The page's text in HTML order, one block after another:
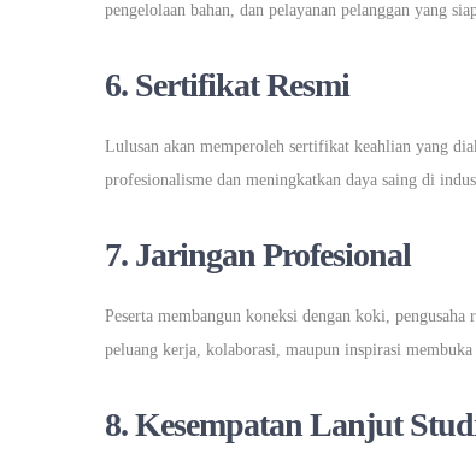
pengelolaan bahan, dan pelayanan pelanggan yang
6. Sertifikat Resmi
Lulusan akan memperoleh sertifikat keahlian yang
profesionalisme dan meningkatkan daya saing di
7. Jaringan Profesional
Peserta membangun koneksi dengan koki,
peluang kerja, kolaborasi, maupun inspirasi membuka
8. Kesempatan Lanjut